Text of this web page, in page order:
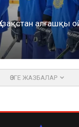
алғашқы
ӨЗГЕ ЖАЗБАЛАР